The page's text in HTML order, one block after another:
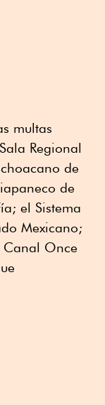
multas
Regional
de
de
el Sistema
Mexicano;
Canal Once